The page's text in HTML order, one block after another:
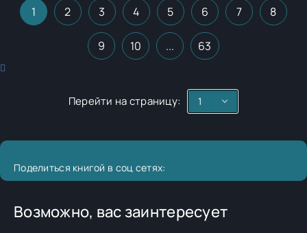
1 2 3 4 5 6 7 8
9 10 ... 63
Перейти на страницу:
Поделиться книгой в соц сетях:
Возможно, вас заинтересует